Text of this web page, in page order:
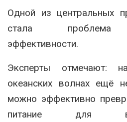
Одной из центральных
стала проблема
эффективности.
Эксперты отмечают:
океанских волнах ещё
можно эффективно
питание для